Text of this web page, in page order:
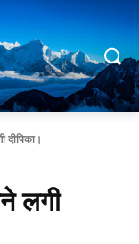
दीपिका।
लगी